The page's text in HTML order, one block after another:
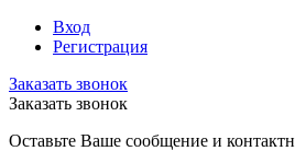
Вход
Регистрация
Заказать звонок
Заказать звонок
Оставьте Ваше сообщение и